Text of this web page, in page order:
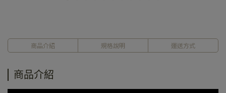
商品介紹 規格說明 運送方式
商品介紹